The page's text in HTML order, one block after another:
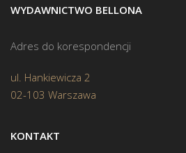
WYDAWNICTWO BELLONA
Adres do korespondencji
ul. Hankiewicza 2
02-103 Warszawa
KONTAKT